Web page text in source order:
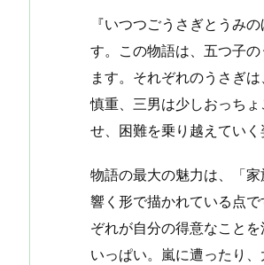
『いつつごうさぎとうみ
す。この物語は、五つ子
ます。それぞれのうさぎ
慎重、三男は少しおっち
せ、困難を乗り越えてい
物語の最大の魅力は、「
響く形で描かれている点
ぞれが自分の得意なこと
いっぱい。嵐に遭ったり